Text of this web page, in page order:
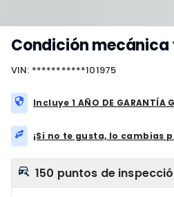
Condición mecánica
VIN: ***********101975
Incluye 1 AÑO DE GARANTÍA
¡Si no te gusta, lo cambias
150 puntos de